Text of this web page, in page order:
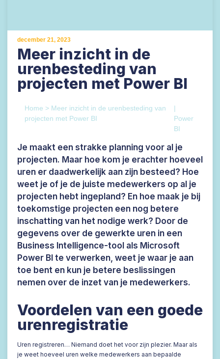
december 21, 2023
Meer inzicht in de
urenbesteding van
projecten met Power BI
Home > Meer inzicht in de urenbesteding van
projecten met Power BI
|
Power
BI
Je maakt een strakke planning voor al je
projecten. Maar hoe kom je erachter hoeveel
uren er daadwerkelijk aan zijn besteed? Hoe
weet je of je de juiste medewerkers op al je
projecten hebt ingepland? En hoe maak je bij
toekomstige projecten een nog betere
inschatting van het nodige werk? Door de
gegevens over de gewerkte uren in een
Business Intelligence-tool als Microsoft
Power BI te verwerken, weet je waar je aan
toe bent en kun je betere beslissingen
nemen over de inzet van je medewerkers.
Voordelen van een goede
urenregistratie
Uren registreren… Niemand doet het voor zijn plezier. Maar als
je weet hoeveel uren welke medewerkers aan bepaalde